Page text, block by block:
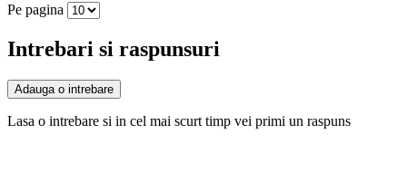
Pe pagina
Intrebari si raspunsuri
Adauga o intrebare
Lasa o intrebare si in cel mai scurt timp vei primi un raspuns